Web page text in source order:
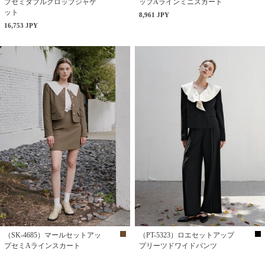
プセミダブルクロップジャケ
ット
16,753 JPY
ップAラインミニスカート
8,961 JPY
（SK-4685）マールセットアッ
プセミAラインスカート
（PT-5323）ロエセットアップ
プリーツドワイドパンツ